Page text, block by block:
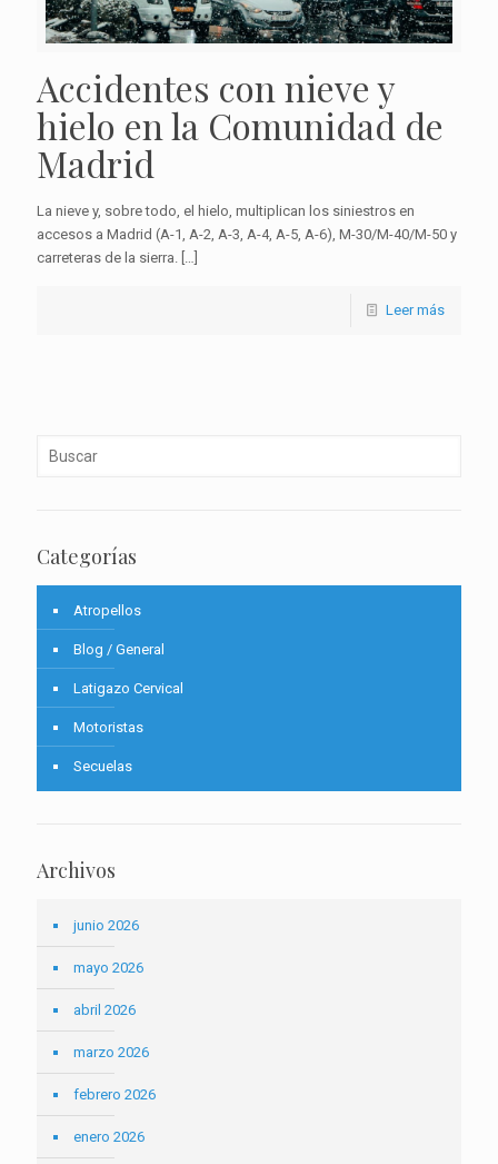
Accidentes con nieve y
hielo en la Comunidad de
Madrid
La nieve y, sobre todo, el hielo, multiplican los siniestros en
accesos a Madrid (A-1, A-2, A-3, A-4, A-5, A-6), M-30/M-40/M-50 y
carreteras de la sierra.
Leer más
Categorías
Atropellos
Blog / General
Latigazo Cervical
Motoristas
Secuelas
Archivos
junio 2026
mayo 2026
abril 2026
marzo 2026
febrero 2026
enero 2026